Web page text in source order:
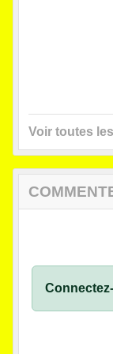
Voir toutes